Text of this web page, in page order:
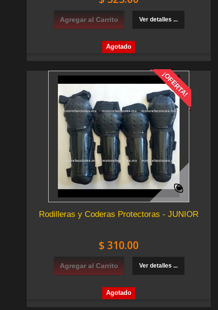
Agregar al Carrito Ver detalles ...
Agotado
¡OFERTA!
Rodilleras y Coderas Protectoras - JUNIOR
$ 310.00
Agregar al Carrito Ver detalles ...
Agotado